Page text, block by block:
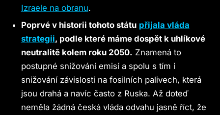
Izraele na obranu.
Poprvé v historii tohoto státu přijala vláda
strategii, podle které máme dospět k uhlíkové
neutralitě kolem roku 2050. Znamená to
postupné snižování emisí a spolu s tím i
snižování závislosti na fosilních palivech, která
jsou drahá a navíc často z Ruska. Až doteď
neměla žádná česká vláda odvahu jasně říct, že